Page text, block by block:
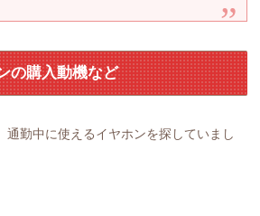
の購入動機など
通勤中に使えるイヤホンを探していまし